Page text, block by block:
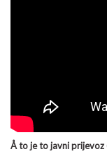
Å to je to javni prijevoz